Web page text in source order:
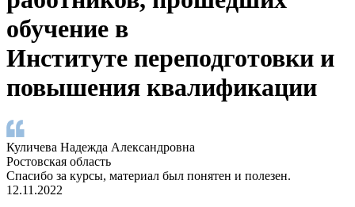
обучение в
Институте переподготовки и
повышения квалификации
Куличева Надежда Александровна
Ростовская область
Спасибо за курсы, материал был понятен и полезен.
12.11.2022